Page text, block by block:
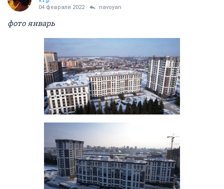
04 февраля 2022 navoyan
фото январь